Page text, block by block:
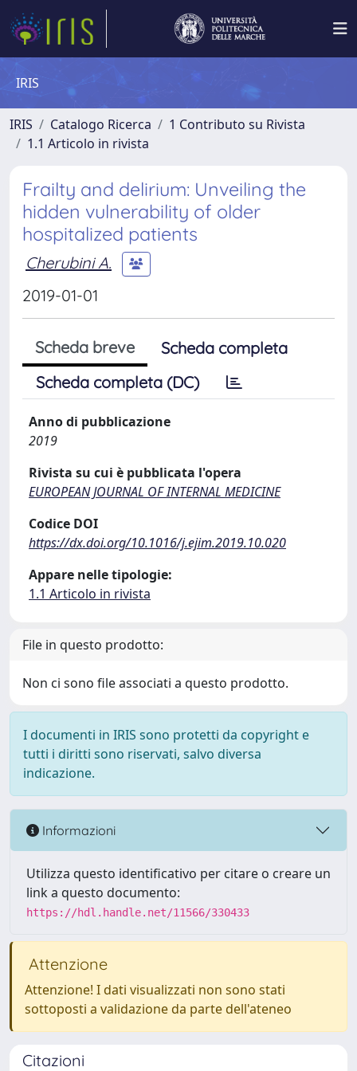
IRIS
IRIS Catalogo Ricerca
1 Contributo su Rivista
1.1 Articolo in rivista
Frailty and delirium: Unveiling the
hidden vulnerability of older
hospitalized patients
Cherubini A.
2019-01-01
Scheda breve
Scheda completa
Scheda completa (DC)
Anno di pubblicazione
2019
Rivista su cui è pubblicata l'opera
EUROPEAN JOURNAL OF INTERNAL MEDICINE
Codice DOI
https://dx.doi.org/10.1016/j.ejim.2019.10.020
Appare nelle tipologie:
1.1 Articolo in rivista
File in questo prodotto:
Non ci sono file associati a questo prodotto.
I documenti in IRIS sono protetti da copyright e
tutti i diritti sono riservati, salvo diversa
indicazione.
Informazioni
Utilizza questo identificativo per citare o creare un
link a questo documento:
https://hdl.handle.net/11566/330433
Attenzione
Attenzione! I dati visualizzati non sono stati
sottoposti a validazione da parte dell'ateneo
Citazioni